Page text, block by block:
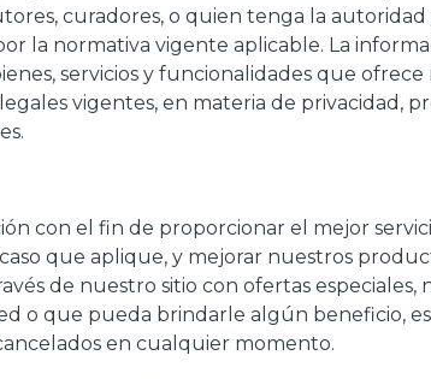
curadores, o quien tenga la
la normativa vigente aplicable. La
servicios y funcionalidades que
vigentes, en materia de privacidad,
con el fin de proporcionar el mejor
que aplique, y mejorar nuestros
de nuestro sitio con ofertas
o que pueda brindarle algún beneficio,
en cualquier momento.